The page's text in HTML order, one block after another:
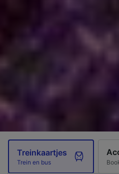
Treinkaartjes
Trein en bus